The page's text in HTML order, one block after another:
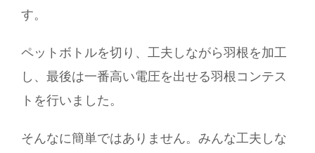
す。
ペットボトルを切り、工夫しながら羽根を加工
し、最後は一番高い電圧を出せる羽根コンテス
トを行いました。
そんなに簡単ではありません。みんな工夫しな